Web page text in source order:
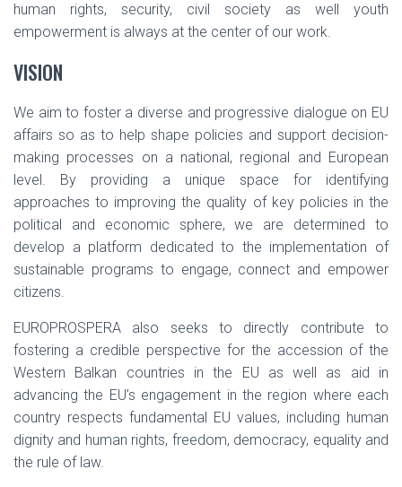
human rights, security, civil society as well youth
empowerment is always at the center of our work.
VISION
We aim to foster a diverse and progressive dialogue on EU
affairs so as to help shape policies and support decision-
making processes on a national, regional and European
level. By providing a unique space for identifying
approaches to improving the quality of key policies in the
political and economic sphere, we are determined to
develop a platform dedicated to the implementation of
sustainable programs to engage, connect and empower
citizens.
EUROPROSPERA also seeks to directly contribute to
fostering a credible perspective for the accession of the
Western Balkan countries in the EU as well as aid in
advancing the EU’s engagement in the region where each
country respects fundamental EU values, including human
dignity and human rights, freedom, democracy, equality and
the rule of law.